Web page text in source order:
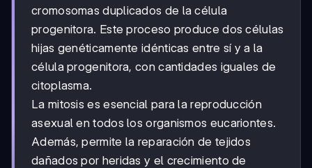
cromosomas duplicados de la célula
progenitora. Este proceso produce dos células
hijas genéticamente idénticas entre sí y a la
célula progenitora, con cantidades iguales de
citoplasma.
La mitosis es esencial para la reproducción
asexual en todos los organismos eucariontes.
Además, permite la reparación de tejidos
dañados por heridas y el crecimiento de